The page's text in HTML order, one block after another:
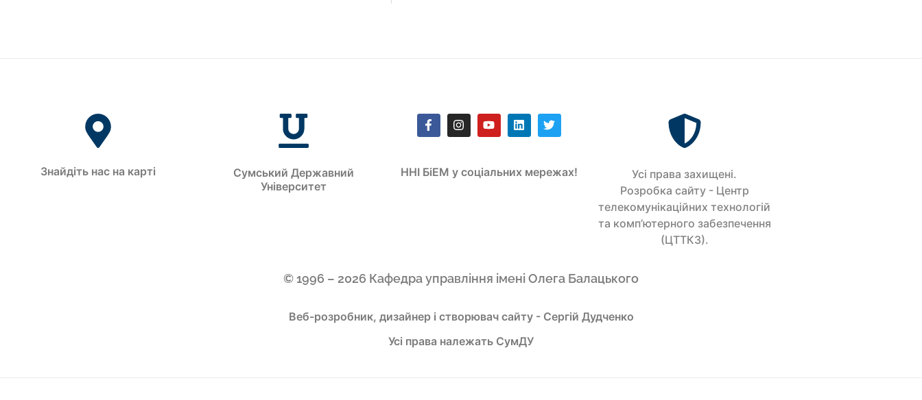
Знайдіть нас на карті
Сумський Державний
Університет
ННІ БіЕМ у соціальних мережах!
Усi права захищенi.
Розробка сайту - Центр
телекомунікаційних технологій
та комп’ютерного забезпечення
(ЦТТКЗ).
© 1996 – 2026 Кафедра управління імені Олега Балацького
Веб-розробник, дизайнер і створювач сайту - Сергій Дудченко
Усі права належать СумДУ